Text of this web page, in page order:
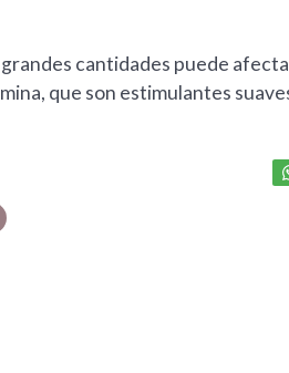
cantidades puede
que son estimulantes